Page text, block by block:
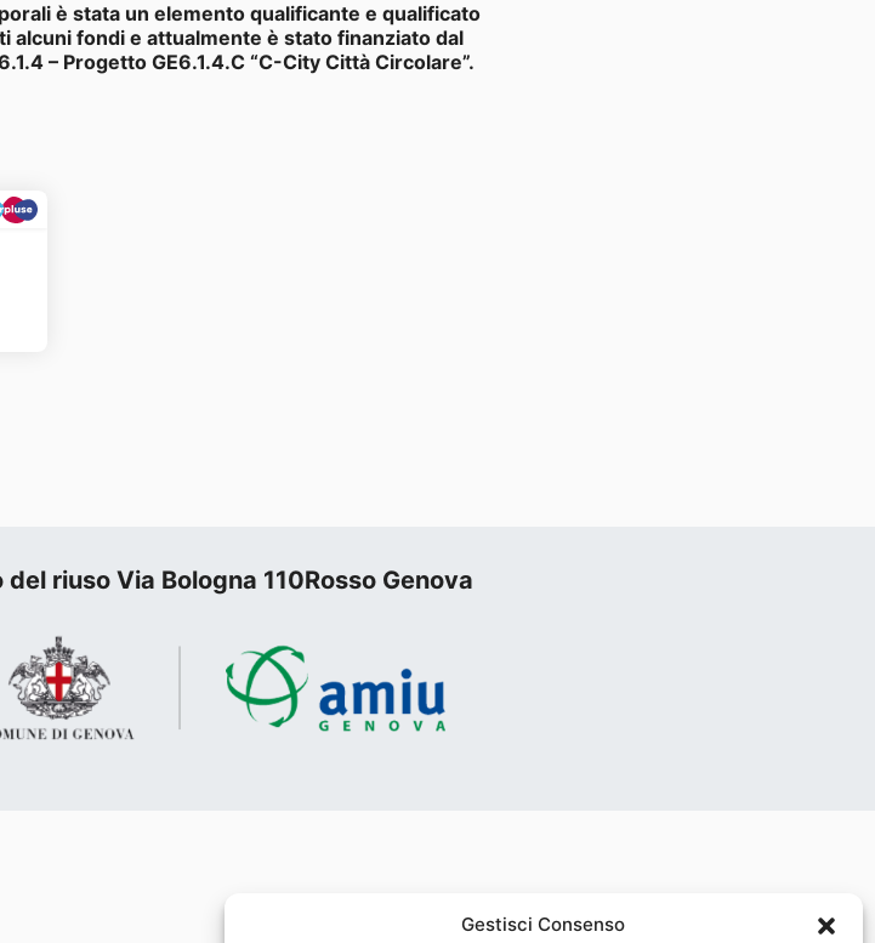
Gestisci Consenso
è stata un elemento qualificante e qualificato
alcuni fondi e attualmente è stato finanziato dal
– Progetto GE6.1.4.C “C-City Città Circolare”.
riuso Via Bologna 110Rosso Genova